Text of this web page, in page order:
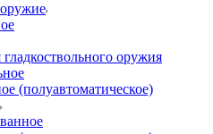
оружия
(полуавтоматическое)